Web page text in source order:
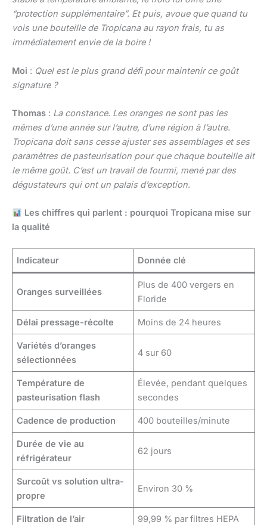
“protection supplémentaire”. Et puis, avoue que quand tu
vois une bouteille de Tropicana au rayon frais, tu as
immédiatement envie de la boire !
Moi : Quel est le plus grand défi pour maintenir ce goût
signature ?
Thomas : La constance. Les oranges ne sont pas les
mêmes d’une année sur l’autre, d’une région à l’autre.
Tropicana doit sans cesse ajuster ses assemblages et ses
paramètres de pasteurisation pour que chaque bouteille ait
le même goût. C’est un travail de fourmi, mené par des
dégustateurs qui ont un palais d’exception.
Les chiffres qui parlent : pourquoi Tropicana mise sur
la qualité
Indicateur Donnée clé
Oranges surveillées
Plus de 400 vergers en
Floride
Délai pressage-récolte Moins de 24 heures
Variétés d’oranges
sélectionnées
4 sur 60
Température de
pasteurisation flash
Élevée, pendant quelques
secondes
Cadence de production 400 bouteilles/minute
Durée de vie au
réfrigérateur
62 jours
Surcoût vs solution ultra-
propre
Environ 30 %
Filtration de l’air 99,99 % par filtres HEPA